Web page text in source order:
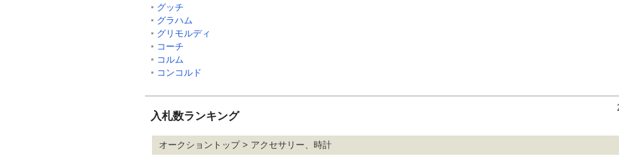
グッチ
グラハム
グリモルディ
コーチ
コルム
コンコルド
入札数ランキング
オークショントップ > アクセサリー、時計